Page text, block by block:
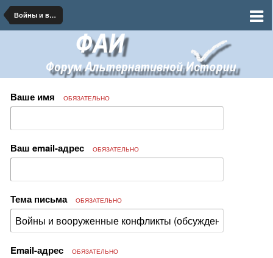
Войны и вооруженные конфликты
Ваше имя ОБЯЗАТЕЛЬНО
Ваш email-адрес ОБЯЗАТЕЛЬНО
Тема письма ОБЯЗАТЕЛЬНО
Email-адрес ОБЯЗАТЕЛЬНО